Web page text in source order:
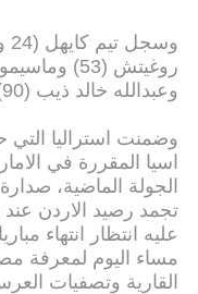
وعبدالله خالد ذيب (90) هدف الاردن.
وضمنت استراليا التي
اسيا المقررة في
عليه انتظار انتهاء
مساء اليوم لمعرفة
القارية وتصفيات